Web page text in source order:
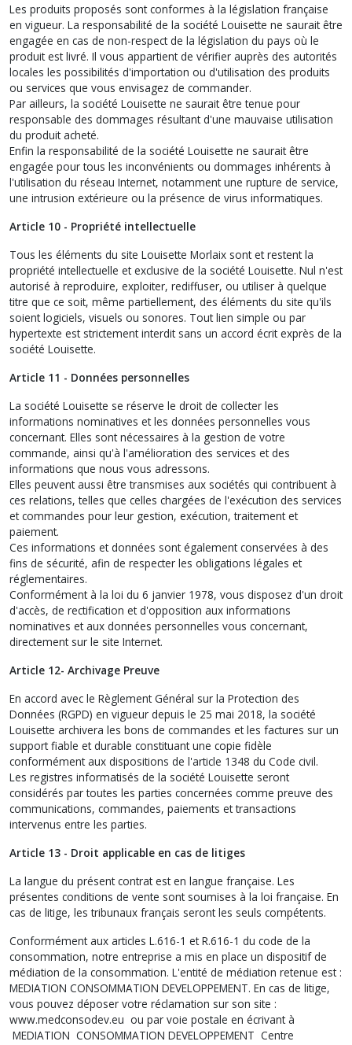
Les produits proposés sont conformes à la législation française
en vigueur. La responsabilité de la société Louisette ne saurait être
engagée en cas de non-respect de la législation du pays où le
produit est livré. Il vous appartient de vérifier auprès des autorités
locales les possibilités d'importation ou d'utilisation des produits
ou services que vous envisagez de commander.
Par ailleurs, la société Louisette ne saurait être tenue pour
responsable des dommages résultant d'une mauvaise utilisation
du produit acheté.
Enfin la responsabilité de la société Louisette ne saurait être
engagée pour tous les inconvénients ou dommages inhérents à
l'utilisation du réseau Internet, notamment une rupture de service,
une intrusion extérieure ou la présence de virus informatiques.
Article 10 - Propriété intellectuelle
Tous les éléments du site Louisette Morlaix sont et restent la
propriété intellectuelle et exclusive de la société Louisette. Nul n'est
autorisé à reproduire, exploiter, rediffuser, ou utiliser à quelque
titre que ce soit, même partiellement, des éléments du site qu'ils
soient logiciels, visuels ou sonores. Tout lien simple ou par
hypertexte est strictement interdit sans un accord écrit exprès de la
société Louisette.
Article 11 - Données personnelles
La société Louisette se réserve le droit de collecter les
informations nominatives et les données personnelles vous
concernant. Elles sont nécessaires à la gestion de votre
commande, ainsi qu'à l'amélioration des services et des
informations que nous vous adressons.
Elles peuvent aussi être transmises aux sociétés qui contribuent à
ces relations, telles que celles chargées de l'exécution des services
et commandes pour leur gestion, exécution, traitement et
paiement.
Ces informations et données sont également conservées à des
fins de sécurité, afin de respecter les obligations légales et
réglementaires.
Conformément à la loi du 6 janvier 1978, vous disposez d'un droit
d'accès, de rectification et d'opposition aux informations
nominatives et aux données personnelles vous concernant,
directement sur le site Internet.
Article 12- Archivage Preuve
En accord avec le Règlement Général sur la Protection des
Données (RGPD) en vigueur depuis le 25 mai 2018, la société
Louisette archivera les bons de commandes et les factures sur un
support fiable et durable constituant une copie fidèle
conformément aux dispositions de l'article 1348 du Code civil.
Les registres informatisés de la société Louisette seront
considérés par toutes les parties concernées comme preuve des
communications, commandes, paiements et transactions
intervenus entre les parties.
Article 13 - Droit applicable en cas de litiges
La langue du présent contrat est en langue française. Les
présentes conditions de vente sont soumises à la loi française. En
cas de litige, les tribunaux français seront les seuls compétents.
Conformément aux articles L.616-1 et R.616-1 du code de la
consommation, notre entreprise a mis en place un dispositif de
médiation de la consommation. L'entité de médiation retenue est :
MEDIATION CONSOMMATION DEVELOPPEMENT. En cas de litige,
vous pouvez déposer votre réclamation sur son site :
www.medconsodev.eu ou par voie postale en écrivant à
MEDIATION CONSOMMATION DEVELOPPEMENT Centre